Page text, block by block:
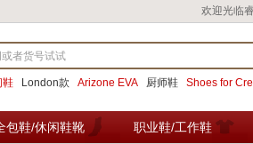
欢迎光临
鞋 London款 Arizone EVA 厨师鞋 Shoes for
包鞋/休闲鞋靴 职业鞋/工作鞋